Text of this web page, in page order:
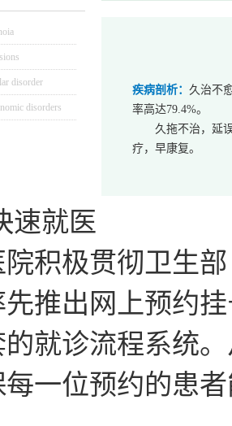
disorder
disorders
疾病剖析： 久治不
率高达79.4%。
久拖不治，延
疗，早康复。
速就医
积极贯彻卫生
推出网上预约
就诊流程系统
一位预约的患